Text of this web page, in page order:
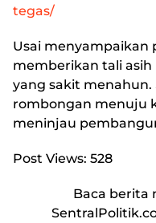
tegas/
Usai menyampaikan
memberikan tali
yang sakit
rombongan menuju
meninjau
Post Views: 528
Baca berita